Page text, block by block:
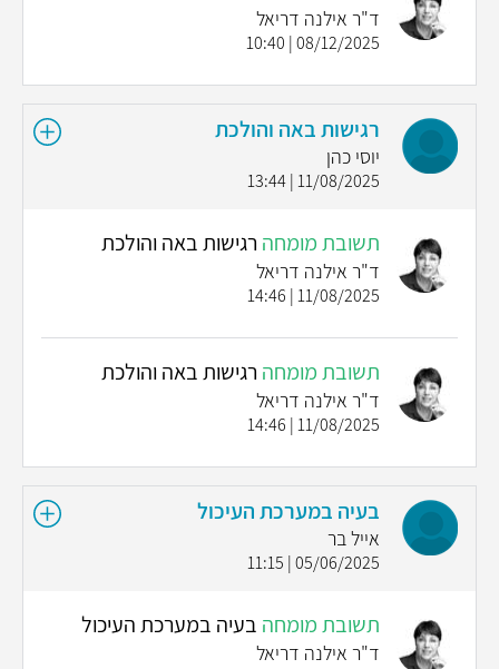
ד"ר אילנה דריאל
08/12/2025 | 10:40
רגישות באה והולכת
יוסי כהן
11/08/2025 | 13:44
תשובת מומחה רגישות באה והולכת
ד"ר אילנה דריאל
11/08/2025 | 14:46
תשובת מומחה רגישות באה והולכת
ד"ר אילנה דריאל
11/08/2025 | 14:46
בעיה במערכת העיכול
אייל בר
05/06/2025 | 11:15
תשובת מומחה בעיה במערכת העיכול
ד"ר אילנה דריאל